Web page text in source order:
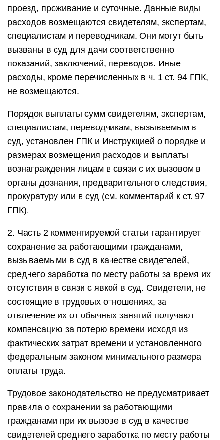
проезд, проживание и суточные. Данные виды
расходов возмещаются свидетелям, экспертам,
специалистам и переводчикам. Они могут быть
вызваны в суд для дачи соответственно
показаний, заключений, переводов. Иные
расходы, кроме перечисленных в ч. 1 ст. 94 ГПК,
не возмещаются.
Порядок выплаты сумм свидетелям, экспертам,
специалистам, переводчикам, вызываемым в
суд, установлен ГПК и Инструкцией о порядке и
размерах возмещения расходов и выплаты
вознаграждения лицам в связи с их вызовом в
органы дознания, предварительного следствия,
прокуратуру или в суд (см. комментарий к ст. 97
ГПК).
2. Часть 2 комментируемой статьи гарантирует
сохранение за работающими гражданами,
вызываемыми в суд в качестве свидетелей,
среднего заработка по месту работы за время их
отсутствия в связи с явкой в суд. Свидетели, не
состоящие в трудовых отношениях, за
отвлечение их от обычных занятий получают
компенсацию за потерю времени исходя из
фактических затрат времени и установленного
федеральным законом минимального размера
оплаты труда.
Трудовое законодательство не предусматривает
правила о сохранении за работающими
гражданами при их вызове в суд в качестве
свидетелей среднего заработка по месту работы